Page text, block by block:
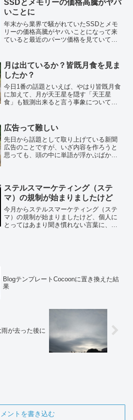
SSDとメモリーの価格高騰がヤバ
いことに
年末から業界で騒がれていたSSDとメモ
リーの価格高騰がヤバいことになって来
ていると最近のパーツ価格を見ていてよ
は、極端に値上がりしていないようで
す。
月は出ているか？皆既月食を見ま
したか？
今日1番の話題といえば、やはり皆既月食
に加えて、月が天王星を隠す「天王星
食」も観測出来ると言う事象についてで
広告って難しい
先日から話題として取り上げている新聞
広告のことですが、いざ内容を作ろうと
思っても、頭の中に単語が浮かぶばかり
れも載せたい、これも載...
ステルスマーケティング（ステ
マ）の規制が始まりましたけど
今月からステルスマーケティング（ステ
マ）の規制が始まりましたけど、個人に
とってはあまり聞き慣れない言葉に、頭
BlogテンプレートCocoonに置き換えた結
果
が去った後に
メントを書き込む